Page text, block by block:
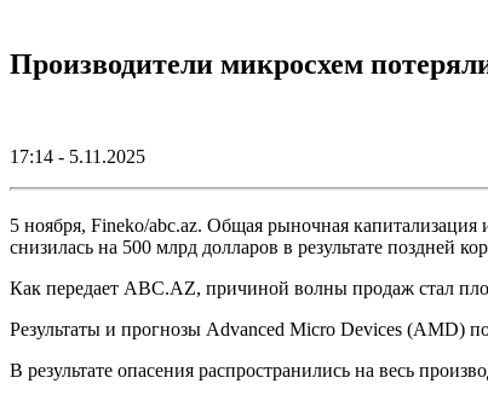
Производители микросхем
17:14 - 5.11.2025
5 ноября, Fineko/abc.az. Общая рыночная
снизилась на 500 млрд долларов в результате поздней
Как передает ABC.AZ, причиной волны продаж стал
Результаты и прогнозы Advanced Micro Devices (AMD)
В результате опасения распространились на весь